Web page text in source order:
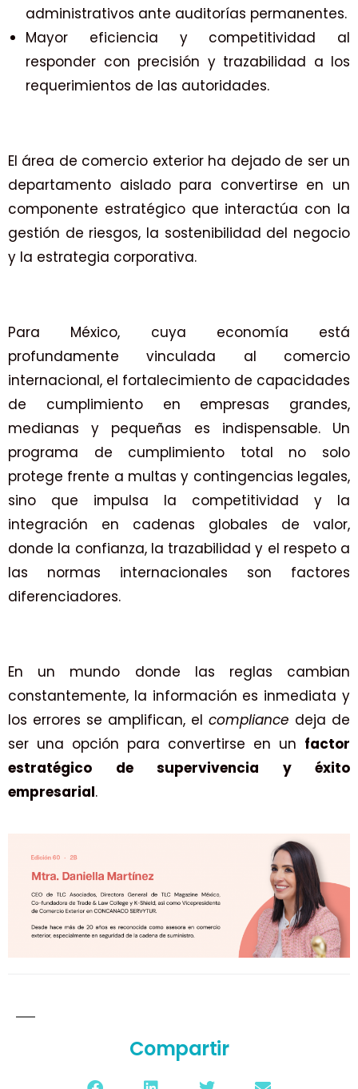
administrativos ante auditorías permanentes.
Mayor eficiencia y competitividad al
responder con precisión y trazabilidad a los
requerimientos de las autoridades.
El área de comercio exterior ha dejado de ser un
departamento aislado para convertirse en un
componente estratégico que interactúa con la
gestión de riesgos, la sostenibilidad del negocio
y la estrategia corporativa.
Para México, cuya economía está
profundamente vinculada al comercio
internacional, el fortalecimiento de capacidades
de cumplimiento en empresas grandes,
medianas y pequeñas es indispensable. Un
programa de cumplimiento total no solo
protege frente a multas y contingencias legales,
sino que impulsa la competitividad y la
integración en cadenas globales de valor,
donde la confianza, la trazabilidad y el respeto a
las normas internacionales son factores
diferenciadores.
En un mundo donde las reglas cambian
constantemente, la información es inmediata y
los errores se amplifican, el compliance deja de
ser una opción para convertirse en un factor
estratégico de supervivencia y éxito
empresarial.
Compartir